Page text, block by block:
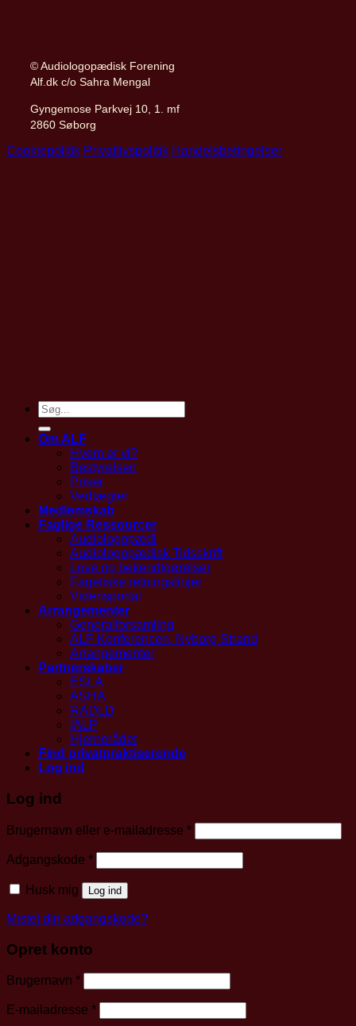
© Audiologopædisk Forening
Alf.dk c/o Sahra Mengal
Gyngemose Parkvej 10, 1. mf
2860 Søborg
Cookiepolitik Privatlivspolitik Handelsbetingelser
Om ALF
Hvem er vi?
Bestyrelsen
Priser
Vedtægter
Medlemskab
Faglige Ressourcer
Audiologopædi
Audiologopædisk Tidsskrift
Love og bekendtgørelser
Fagetiske retningslinjer
Vidensportal
Arrangementer
Generalforsamling
ALF Konferencen, Nyborg Strand
Arrangementer
Partnerskaber
ESLA
ASHA
RADLD
IALP
Hjernerådet
Find privatpraktiserende
Log ind
Log ind
Brugernavn eller e-mailadresse *Påkrævet
Adgangskode *Påkrævet
Husk mig Log ind
Mistet din adgangskode?
Opret konto
Brugernavn *Påkrævet
E-mailadresse *Påkrævet